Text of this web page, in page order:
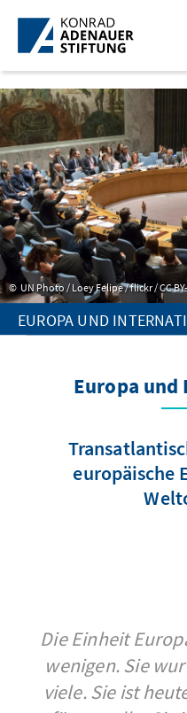
Skip to Main Content
UN Photo / Loey Felipe / flickr / CC
EUROPA UND
Europa
europäische
Die Einheit
wenigen. Sie
viele. Sie ist